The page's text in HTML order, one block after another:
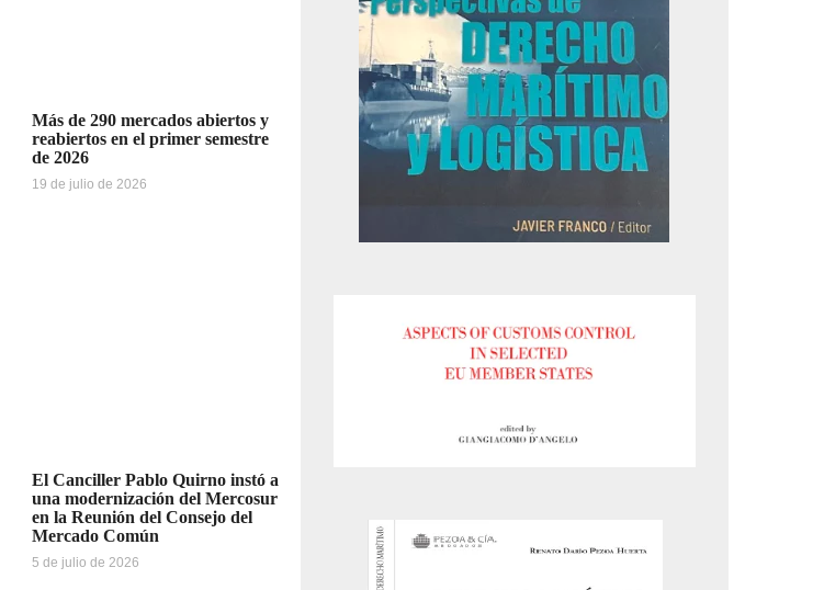
Más de 290 mercados abiertos y
reabiertos en el primer semestre
de 2026
19 de julio de 2026
El Canciller Pablo Quirno instó a
una modernización del Mercosur
en la Reunión del Consejo del
Mercado Común
5 de julio de 2026